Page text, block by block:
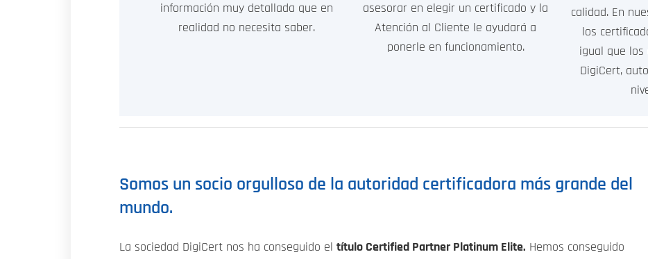
información muy detallada que en
realidad no necesita saber.
asesorar en elegir un certificado y la
Atención al Cliente le ayudará a
ponerle en funcionamiento.
calidad. En
los
igual que los
DigiCert,
Somos un socio orgulloso de la autoridad certificadora más grande del
mundo.
La sociedad DigiCert nos ha conseguido el título Certified Partner Platinum Elite. Hemos conseguido